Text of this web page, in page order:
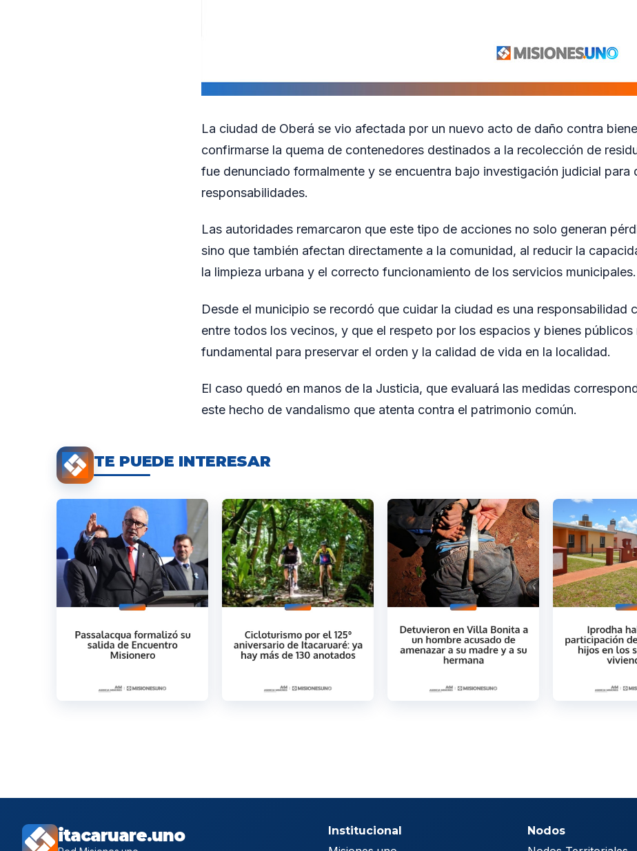
La ciudad de Oberá se vio afectada por un nuevo acto de daño contra
confirmarse la quema de contenedores destinados a la recolección de
fue denunciado formalmente y se encuentra bajo investigación judicial para
responsabilidades.
Las autoridades remarcaron que este tipo de acciones no solo generan
sino que también afectan directamente a la comunidad, al reducir la
la limpieza urbana y el correcto funcionamiento de los servicios municipales.
Desde el municipio se recordó que cuidar la ciudad es una responsabilidad
entre todos los vecinos, y que el respeto por los espacios y bienes públicos
fundamental para preservar el orden y la calidad de vida en la localidad.
El caso quedó en manos de la Justicia, que evaluará las medidas
este hecho de vandalismo que atenta contra el patrimonio común.
TE PUEDE INTERESAR
itacaruare.uno Institucional Nodos